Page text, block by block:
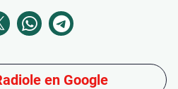
en Google